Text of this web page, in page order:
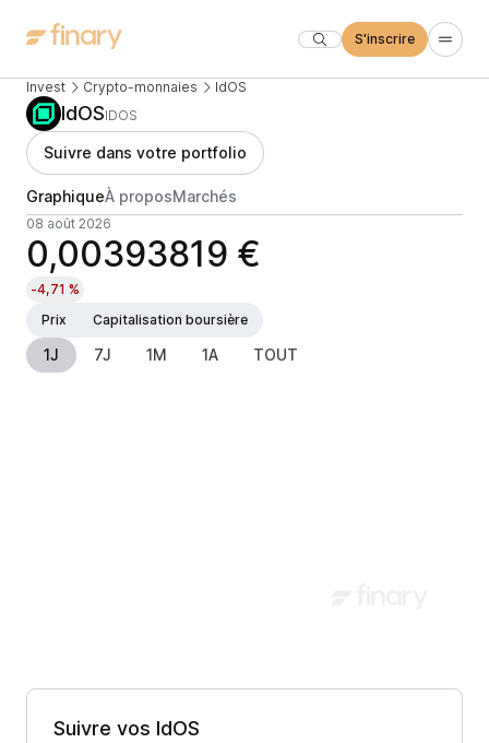
S'inscrire
Invest Crypto-monnaies IdOS
IdOSIDOS
Suivre dans votre portfolio
GraphiqueÀ proposMarchés
08 août 2026
0,00393819 €
-4,71 %
Prix
Capitalisation boursière
1J 7J 1M 1A TOUT
Suivre vos IdOS